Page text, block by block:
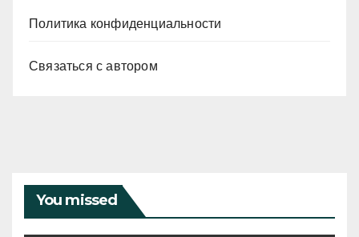
Политика конфиденциальности
Связаться с автором
You missed